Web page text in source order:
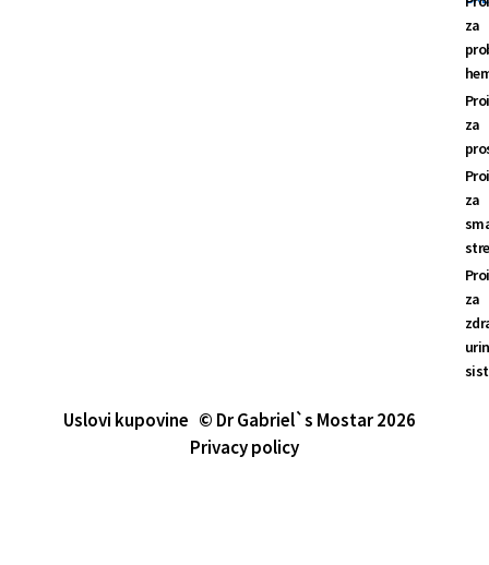
za
za
za
za
Uslovi kupovine © Dr Gabriel`s Mostar 2026
Privacy policy